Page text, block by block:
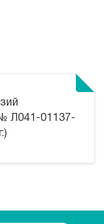
Л041-01137-